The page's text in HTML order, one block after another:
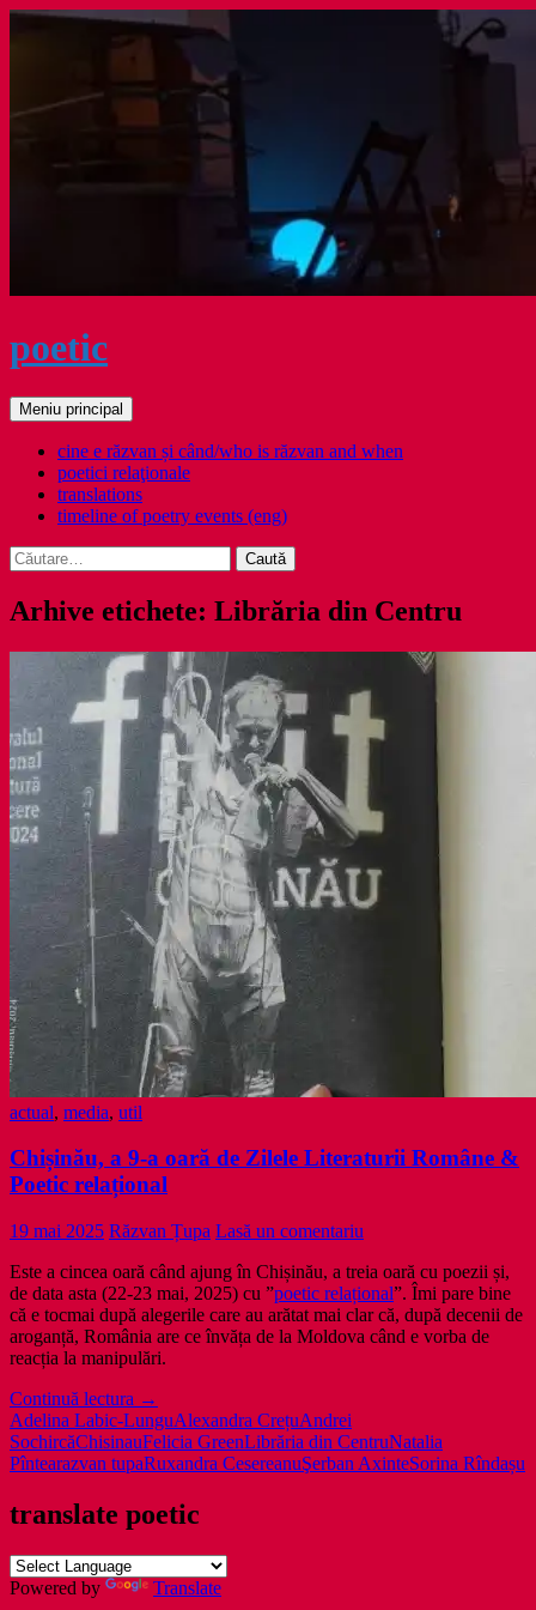
poetic
Caută
Meniu principal
cine e răzvan și când/who is răzvan and when
poetici relaţionale
translations
timeline of poetry events (eng)
Caută
după:
Arhive etichete: Librăria din Centru
actual, media, util
Chișinău, a 9-a oară de Zilele Literaturii Române &
Poetic relațional
19 mai 2025 Răzvan Țupa Lasă un comentariu
Este a cincea oară când ajung în Chișinău, a treia oară cu poezii și,
de data asta (22-23 mai, 2025) cu ”poetic relațional”. Îmi pare bine
că e tocmai după alegerile care au arătat mai clar că, după decenii de
aroganță, România are ce învăța de la Moldova când e vorba de
reacția la manipulări.
Continuă lectura Chișinău,
a
9-
a
Zilele
&
→
Adelina Labic-LunguAlexandra CrețuAndrei
SochircăChisinauFelicia GreenLibrăria din CentruNatalia
Pîntearazvan tupaRuxandra CesereanuŞerban AxinteSorina Rîndașu
translate poetic
Powered by Translate